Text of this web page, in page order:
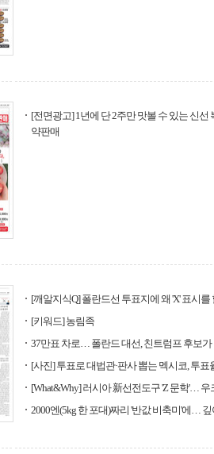
[전면광고] 1년에 단 2주만 맛볼 수 있는 신선
약판매
[깨알지식Q] 폴란드선 투표지에 왜 'X' 표시를
[키워드] 농림족
37만표 차로… 폴란드 대선, 친트럼프 후보가
[사진] 투표로 대법관·판사 뽑는 멕시코, 투표
[What&Why] 러시아 新선전도구 'Z 문학'…
2000엔(5kg 한 포대)짜리 '반값 비축미'에…